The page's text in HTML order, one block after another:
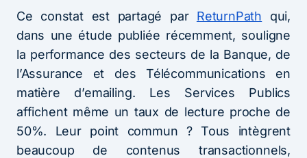
Ce constat est partagé par ReturnPath qui,
dans une étude publiée récemment, souligne
la performance des secteurs de la Banque, de
l’Assurance et des Télécommunications en
matière d’emailing. Les Services Publics
affichent même un taux de lecture proche de
50%. Leur point commun ? Tous intègrent
beaucoup de contenus transactionnels,